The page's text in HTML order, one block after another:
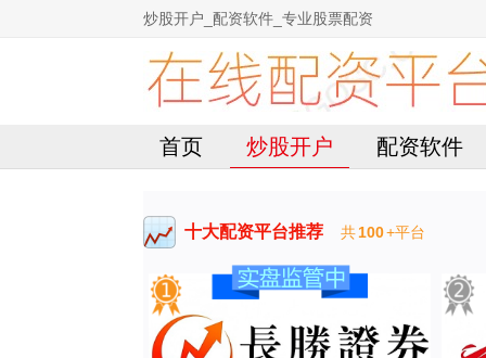
炒股开户_配资软件_专业股票配资
首页 炒股开户 配资软件
十大配资平台推荐 共100+平台